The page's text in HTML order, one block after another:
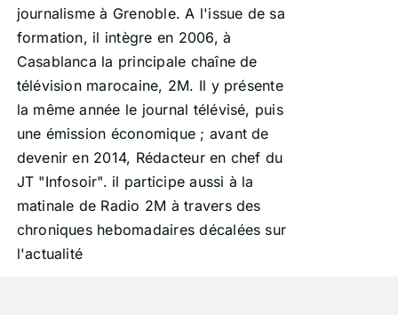
journalisme à Grenoble. A l'issue de sa
formation, il intègre en 2006, à
Casablanca la principale chaîne de
télévision marocaine, 2M. Il y présente
la même année le journal télévisé, puis
une émission économique ; avant de
devenir en 2014, Rédacteur en chef du
JT "Infosoir". il participe aussi à la
matinale de Radio 2M à travers des
chroniques hebomadaires décalées sur
l'actualité